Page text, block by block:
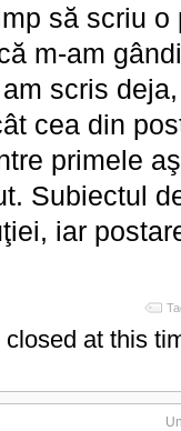
să scriu o
m-am
scris
cea din
primele
Subiectul
iar
at this